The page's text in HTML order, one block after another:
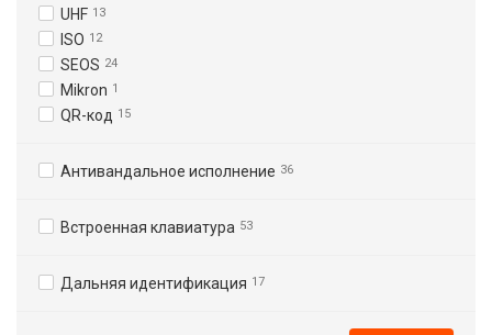
UHF 13
ISO 12
SEOS 24
Mikron 1
QR-код 15
Антивандальное исполнение 36
Встроенная клавиатура 53
Дальняя идентификация 17